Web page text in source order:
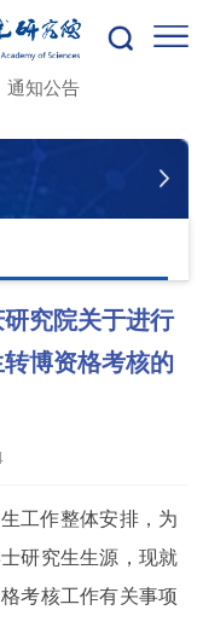
通知公告
研究院关于进行
博资格考核的
工作整体安排，为
研究生生源，现就
考核工作有关事项